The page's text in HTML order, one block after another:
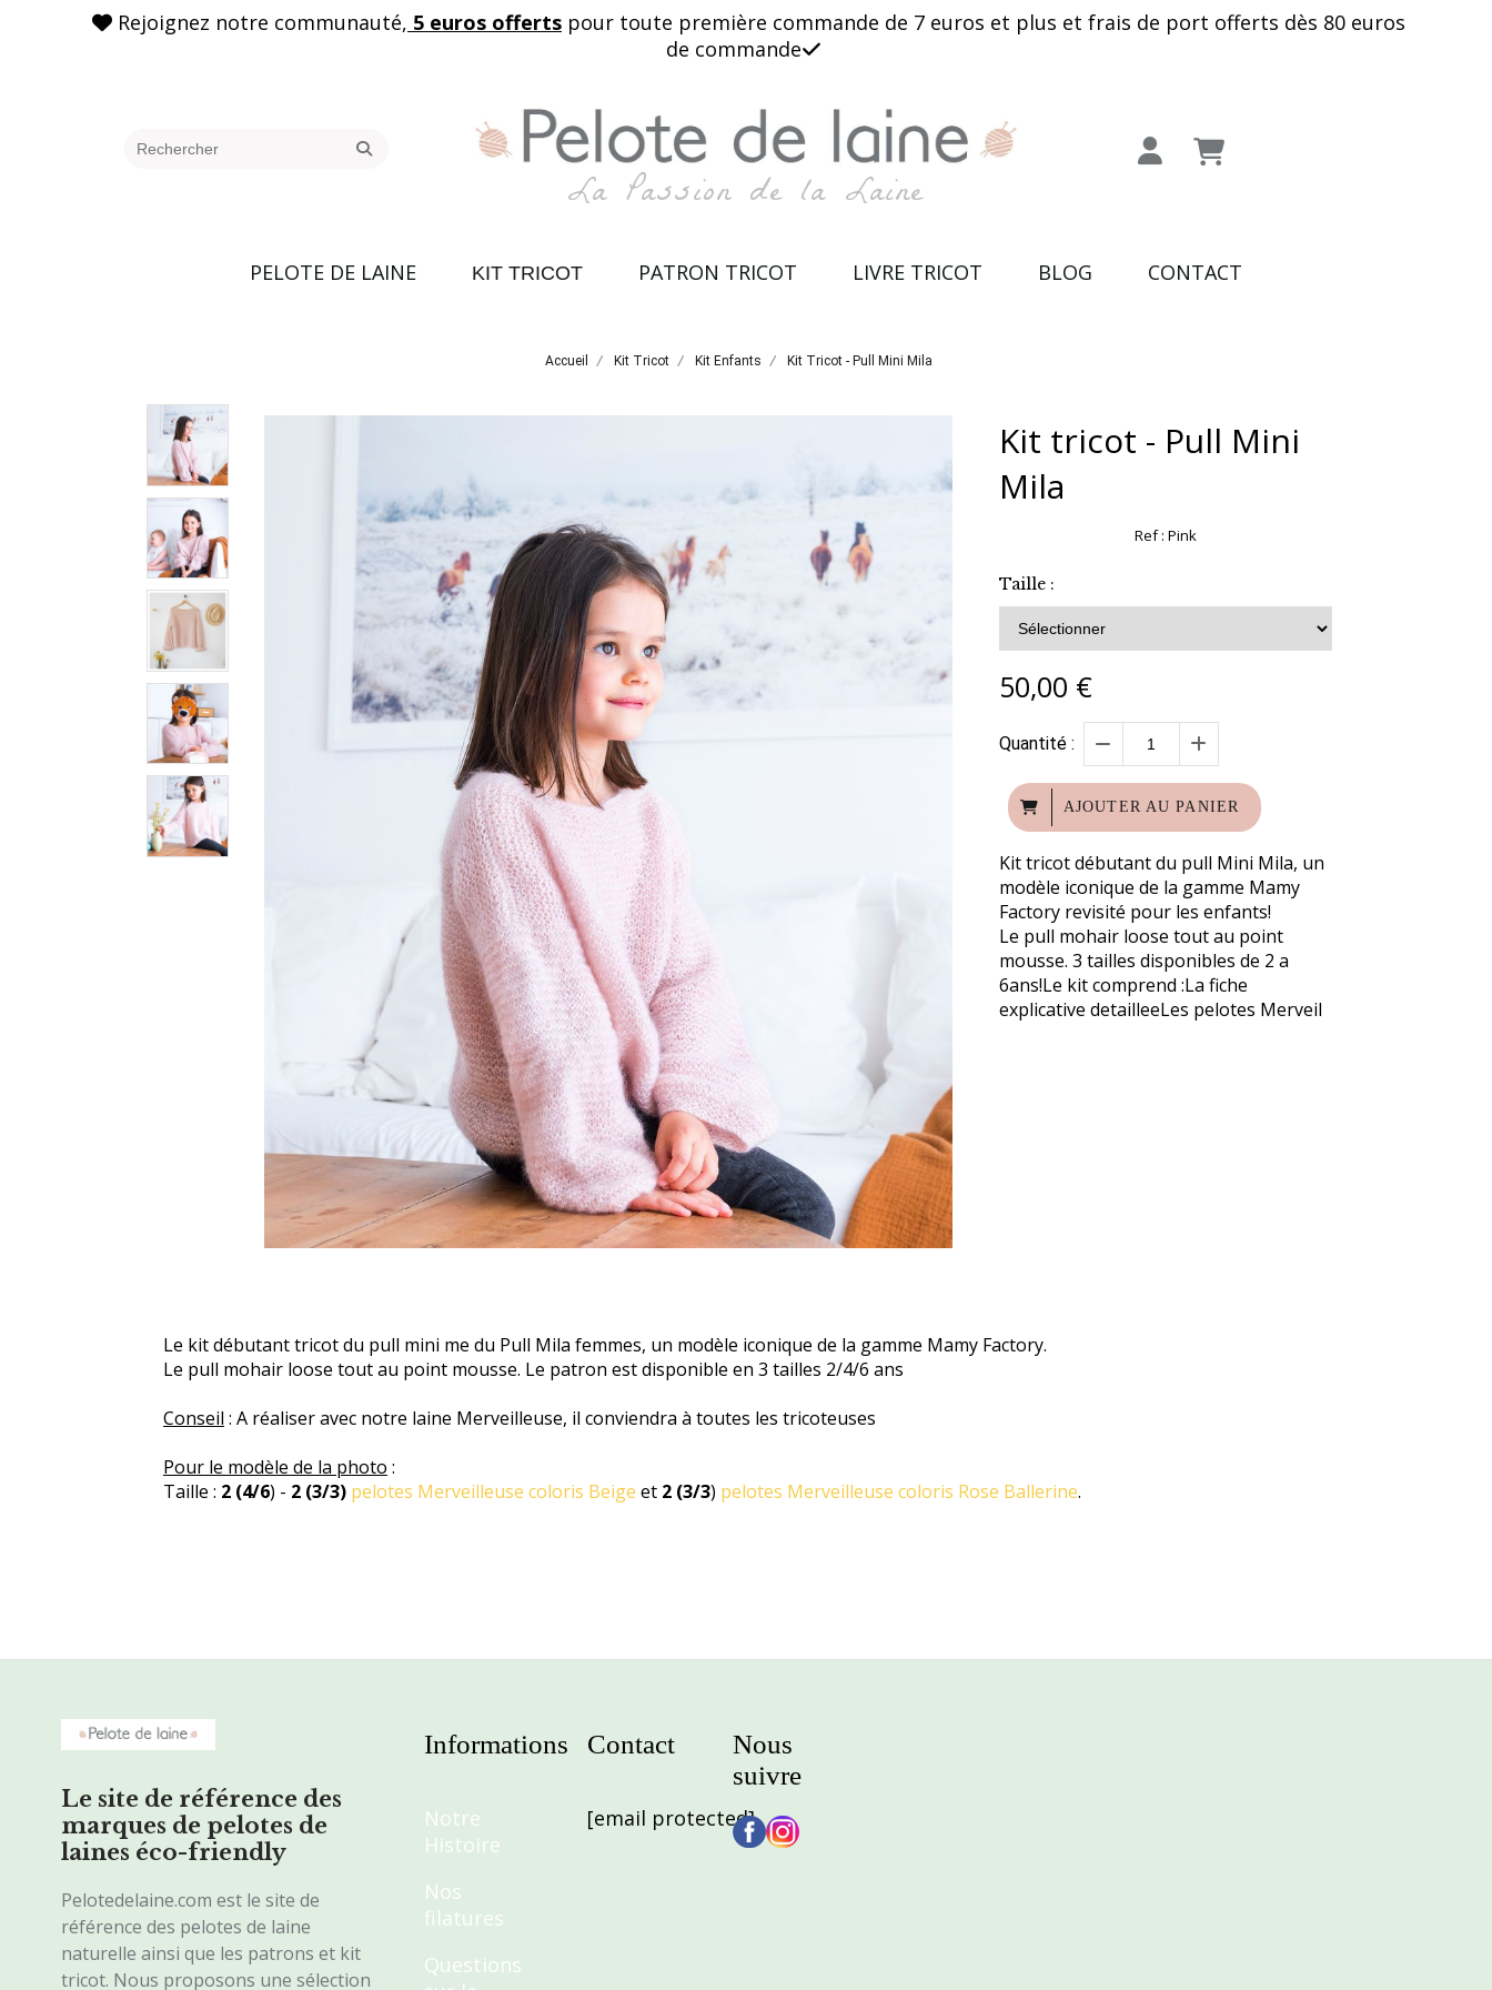
 Rejoignez notre communauté, 5 euros offerts pour toute première commande de 7 euros et plus et frais de port offerts dès 80 euros
de commande
La Passion de la Laine
PELOTE DE LAINE KIT TRICOT PATRON TRICOT LIVRE TRICOT BLOG CONTACT
Accueil Kit Tricot Kit Enfants Kit Tricot - Pull Mini Mila
Kit tricot - Pull Mini
Mila
Ref : Pink
Taille :
50,00 €
Quantité :
AJOUTER AU PANIER
Kit tricot débutant du pull Mini Mila, un
modèle iconique de la gamme Mamy
Factory revisité pour les enfants!
Le pull mohair loose tout au point
mousse. 3 tailles disponibles de 2 a
6ans!Le kit comprend :La fiche
explicative detailleeLes pelotes Merveil
Le kit débutant tricot du pull mini me du Pull Mila femmes, un modèle iconique de la gamme Mamy Factory.
Le pull mohair loose tout au point mousse. Le patron est disponible en 3 tailles 2/4/6 ans
Conseil : A réaliser avec notre laine Merveilleuse, il conviendra à toutes les tricoteuses
Pour le modèle de la photo :
Taille : 2 (4/6) - 2 (3/3) pelotes Merveilleuse coloris Beige et 2 (3/3) pelotes Merveilleuse coloris Rose Ballerine.
Le site de référence des
marques de pelotes de
laines éco-friendly
Pelotedelaine.com est le site de
référence des pelotes de laine
naturelle ainsi que les patrons et kit
tricot. Nous proposons une sélection
Informations
Notre
Histoire
Nos
filatures
Questions
Contact
[email protected]
Nous
suivre